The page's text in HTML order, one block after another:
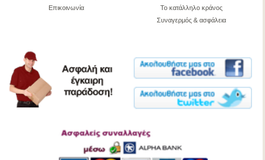
Επικοινωνία
Το κατάλληλο κράνος
Συναγερμός & ασφάλεια